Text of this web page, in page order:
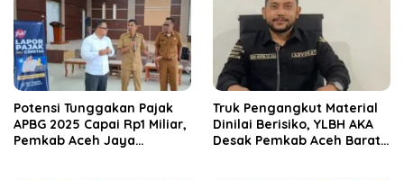
Potensi Tunggakan Pajak
APBG 2025 Capai Rp1 Miliar,
Pemkab Aceh Jaya
Truk Pengangkut Material
Dinilai Berisiko, YLBH AKA
Desak Pemkab Aceh Barat